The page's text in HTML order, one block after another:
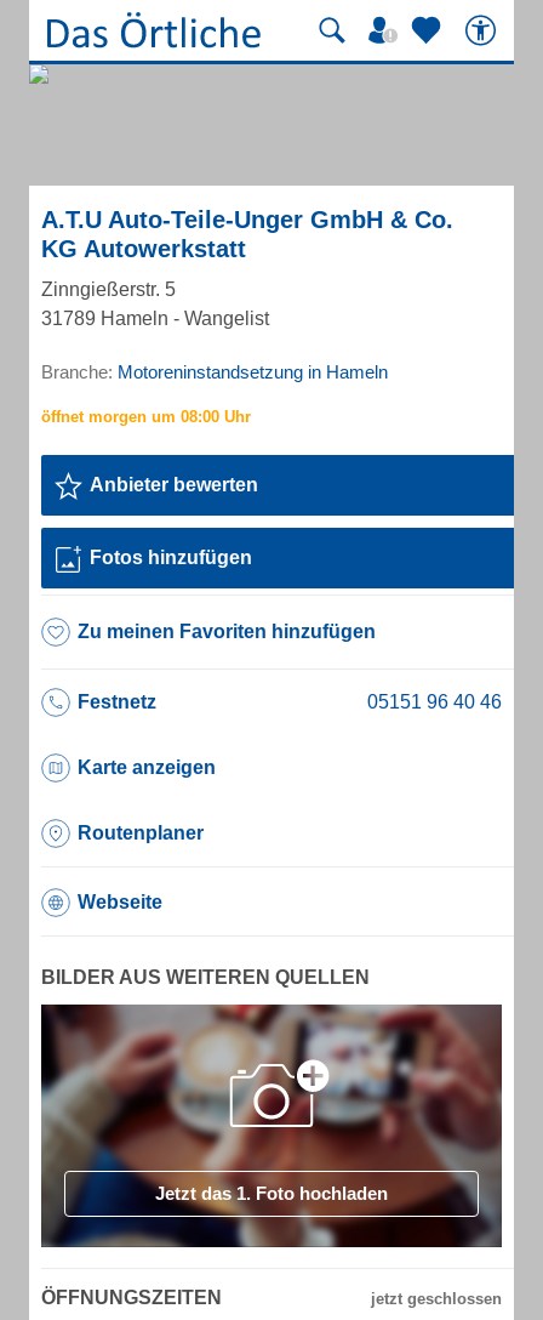
A.T.U Auto-Teile-Unger GmbH & Co.
KG Autowerkstatt
Zinngießerstr. 5
31789 Hameln - Wangelist
Branche: Motoreninstandsetzung in Hameln
Anbieter bewerten
Fotos hinzufügen
Zu meinen Favoriten hinzufügen
Festnetz
Karte anzeigen
Routenplaner
Webseite
BILDER AUS WEITEREN QUELLEN
Jetzt das 1. Foto hochladen
ÖFFNUNGSZEITEN